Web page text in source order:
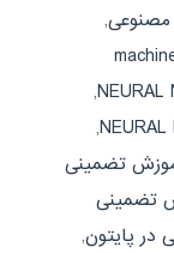
,
,
,
تضمینی
تضمینی
پایتون,